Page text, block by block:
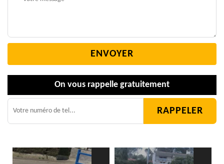
On vous rappelle gratuitement